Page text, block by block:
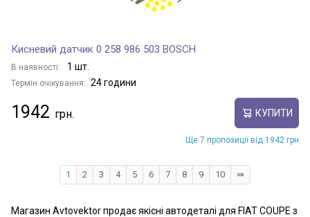
Кисневий датчик 0 258 986 503 BOSCH
В наявності: 1 шт.
Термін очікування: 24 години
1942 КУПИТИ
Ще 7 пропозиції від 1942 грн
1 2 3 4 5 6 7 8 9 10 ⇛
Магазин Avtovektor продає якісні автодеталі для FIAT COUPE з